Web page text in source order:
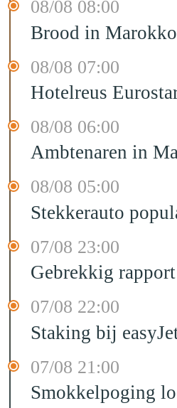
08/08 08:00
Brood in
08/08 07:00
Hotelreus
08/08 06:00
Ambtenaren in
08/08 05:00
Stekkerauto
07/08 23:00
Gebrekkig
07/08 22:00
Staking bij
07/08 21:00
Smokkelpoging